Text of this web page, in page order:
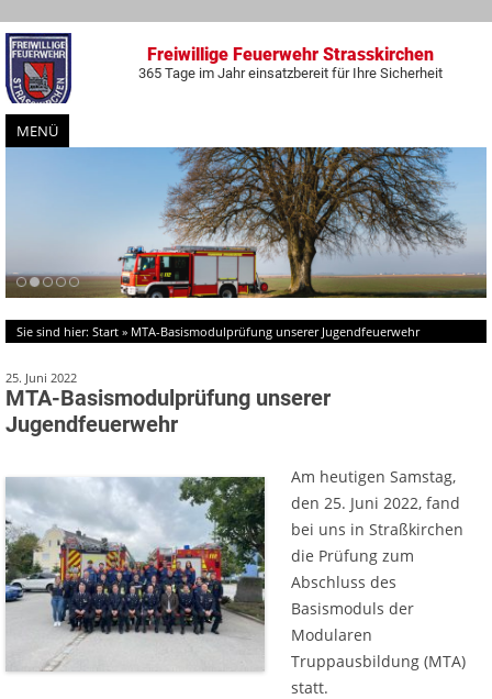
Freiwillige Feuerwehr Strasskirchen
365 Tage im Jahr einsatzbereit für Ihre Sicherheit
MENÜ
Zum
Inhalt
springen
Sie sind hier: Start » MTA-Basismodulprüfung unserer Jugendfeuerwehr
25. Juni 2022
MTA-Basismodulprüfung unserer
Jugendfeuerwehr
Am heutigen Samstag,
den 25. Juni 2022, fand
bei uns in Straßkirchen
die Prüfung zum
Abschluss des
Basismoduls der
Modularen
Truppausbildung (MTA)
statt.